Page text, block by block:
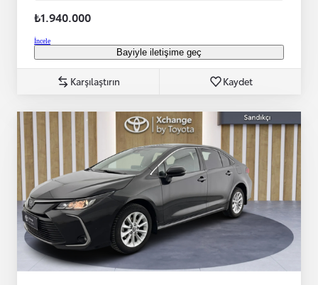
₺1.940.000
İncele
Bayiyle iletişime geç
Karşılaştırın Kaydet